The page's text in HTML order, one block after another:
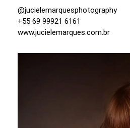
@jucielemarquesphotography
+55 69 99921 6161
www.jucielemarques.com.br